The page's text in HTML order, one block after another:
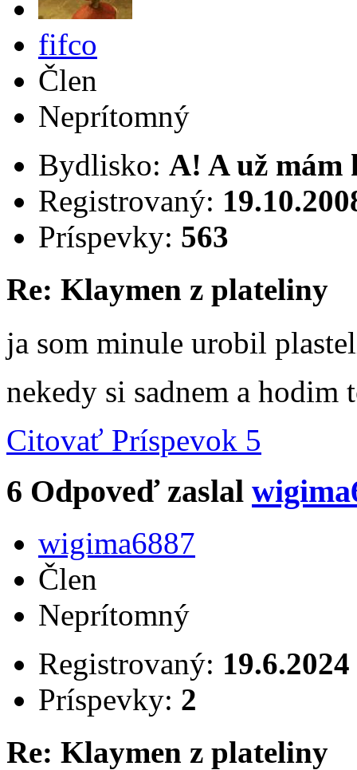
fifco
Člen
Neprítomný
Bydlisko: A! A už mám
Registrovaný:
Príspevky: 563
Re: Klaymen z plateliny
ja som minule urobil
nekedy si sadnem a hodim
Citovať Príspevok 5
6 Odpoveď zaslal
wigima6887
Člen
Neprítomný
Registrovaný: 19.6.2024
Príspevky: 2
Re: Klaymen z plateliny